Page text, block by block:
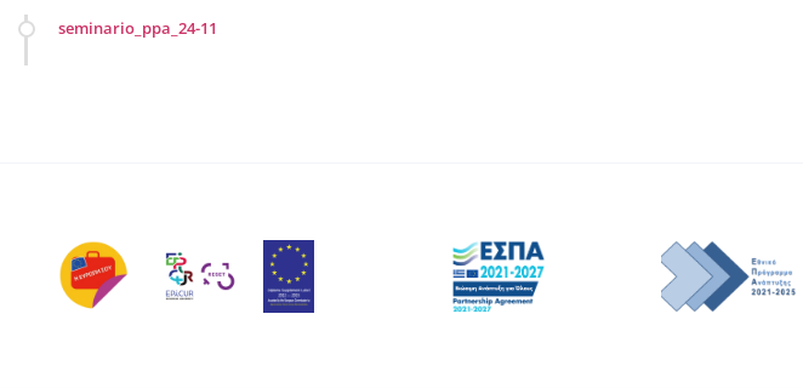
seminario_ppa_24-11